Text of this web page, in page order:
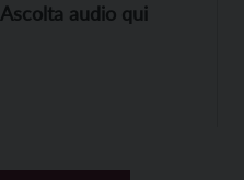
Ascolta audio qui